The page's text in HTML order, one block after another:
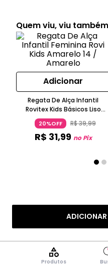
Produtos
Quem viu, viu também
Adicionar
Regata De Alça Infantil
Rovitex Kids Básicos Liso
Amarelo
20%OFF R$39,99
R$ 31,99 no Pix